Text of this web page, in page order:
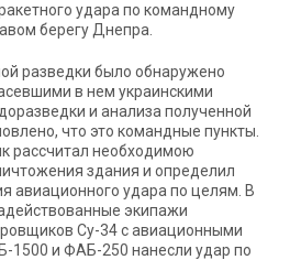
удара по командному
берегу Днепра.
разведки было обнаружено
в нем украинскими
и анализа полученной
что это командные пункты.
рассчитал необходимою
здания и определил
авиационного удара по целям. В
экипажи
Су-34 с авиационными
и ФАБ-250 нанесли удар по